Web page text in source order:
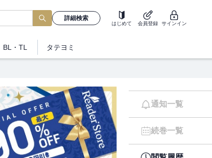
詳細検索
はじめて 会員登録 サインイン
BL・TL タテヨミ
通知一覧
続巻一覧